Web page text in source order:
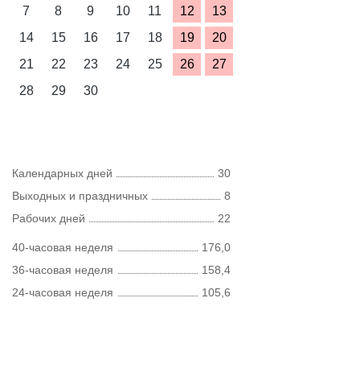
7
8 9 10 11 12
13
14
15 16 17 18 19
20
21
22 23 24 25 26
27
28
29 30
Календарных дней
30
Выходных и праздничных
8
Рабочих дней
22
40-часовая неделя
176,0
36-часовая неделя
158,4
24-часовая неделя
105,6